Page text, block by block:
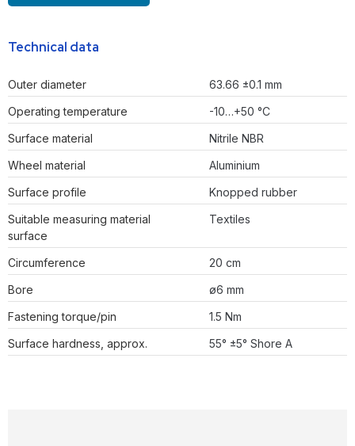
Technical data
Outer diameter
63.66 ±0.1 mm
Operating temperature
-10…+50 °C
Surface material
Nitrile NBR
Wheel material
Aluminium
Surface profile
Knopped rubber
Suitable measuring material
surface
Textiles
Circumference
20 cm
Bore
ø6 mm
Fastening torque/pin
1.5 Nm
Surface hardness, approx.
55° ±5° Shore A